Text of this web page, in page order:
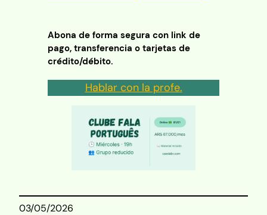
Abona de forma segura con link de
pago, transferencia o tarjetas de
crédito/débito.
Hablar con la profe.
03/05/2026